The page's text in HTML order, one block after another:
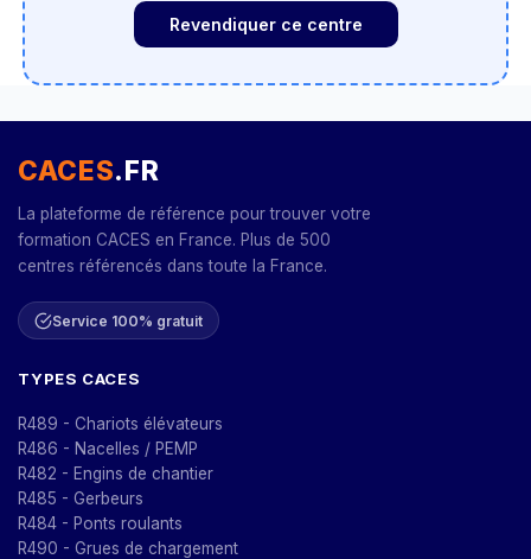
Revendiquer ce centre
CACES.FR
La plateforme de référence pour trouver votre
formation CACES en France. Plus de 500
centres référencés dans toute la France.
Service 100% gratuit
TYPES CACES
R489 - Chariots élévateurs
R486 - Nacelles / PEMP
R482 - Engins de chantier
R485 - Gerbeurs
R484 - Ponts roulants
R490 - Grues de chargement